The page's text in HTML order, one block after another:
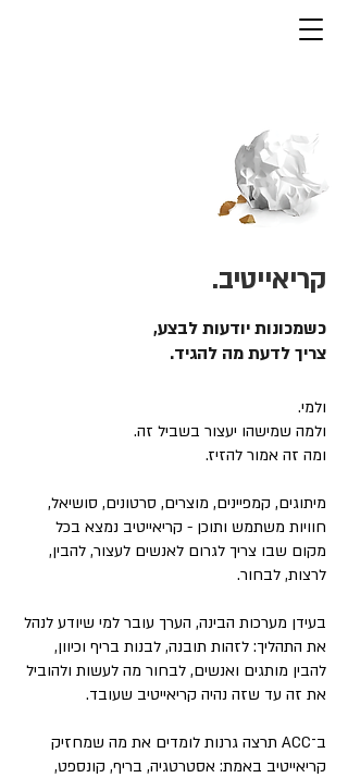
קריאייטיב.
כשמכונות יודעות לבצע,
צריך לדעת מה להגיד.
ולמי.
ולמה שמישהו יעצור בשביל זה.
ומה זה אמור להזיז.
מיתוגים, קמפיינים, מוצרים, סרטונים, סושיאל,
חוויות משתמש ותוכן - קריאייטיב נמצא בכל
מקום שבו צריך לגרום לאנשים לעצור, להבין,
לרצות, לבחור.
בעידן מערכות הבינה, הערך עובר למי שיודע לנהל
את התהליך: לזהות תובנה, לבנות בריף וכיוון,
להבין מותגים ואנשים, לבחור מה לעשות ולהוביל
את זה עד שזה נהיה קריאייטיב שעובד.
ב־ACC תרצה גרנות לומדים את מה שמחזיק
קריאייטיב באמת: אסטרטגיה, בריף, קונספט,